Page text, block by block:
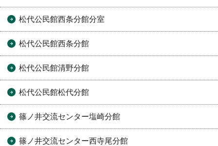
松代公民館西条分館分室
松代公民館西条分館
松代公民館清野分館
松代公民館松代分館
篠ノ井交流センター塩崎分館
篠ノ井交流センター西寺尾分館